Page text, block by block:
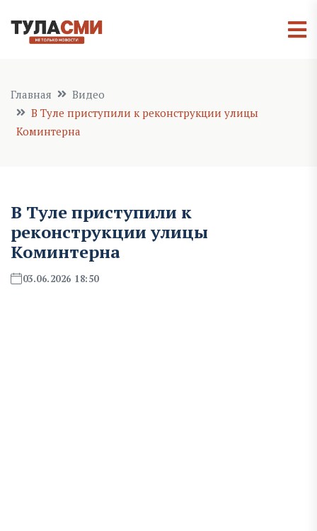
Главная
Видео
В Туле приступили к реконструкции улицы
Коминтерна
В Туле приступили к
реконструкции улицы
Коминтерна
03.06.2026 18:50